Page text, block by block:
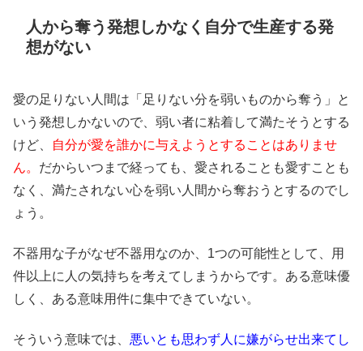
人から奪う発想しかなく自分で生産する発
想がない
愛の足りない人間は「足りない分を弱いものから奪う」と
いう発想しかないので、弱い者に粘着して満たそうとする
けど、
自分が愛を誰かに与えようとすることはありませ
ん。 だからいつまで経っても、愛されることも愛すことも
なく、満たされない心を弱い人間から奪おうとするのでし
ょう。
不器用な子がなぜ不器用なのか、1つの可能性として、用
件以上に人の気持ちを考えてしまうからです。ある意味優
しく、ある意味用件に集中できていない。
そういう意味では、 悪いとも思わず人に嫌がらせ出来てし